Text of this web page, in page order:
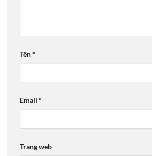
Tên*
Email *
Trang web